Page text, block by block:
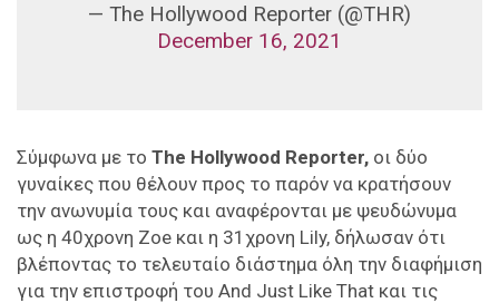
— The Hollywood Reporter (@THR)
December 16, 2021
Σύμφωνα με το The Hollywood Reporter, οι δύο
γυναίκες που θέλουν προς το παρόν να κρατήσουν
την ανωνυμία τους και αναφέρονται με ψευδώνυμα
ως η 40χρονη Zoe και η 31χρονη Lily, δήλωσαν ότι
βλέποντας το τελευταίο διάστημα όλη την διαφήμιση
για την επιστροφή του And Just Like That και τις